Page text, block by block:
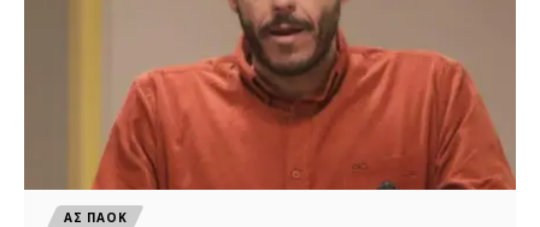
ΑΣ ΠΑΟΚ